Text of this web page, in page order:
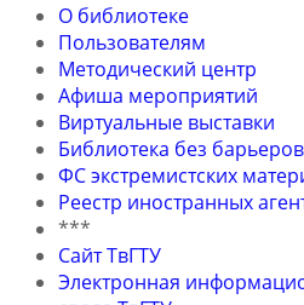
О библиотеке
Пользователям
Методический центр
Афиша мероприятий
Виртуальные выставки
Библиотека без барьеров
ФС экстремистских
Реестр иностранных
***
Сайт ТвГТУ
Электронная